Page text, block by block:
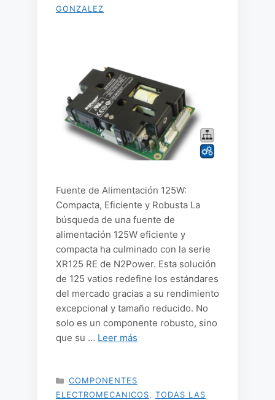
GONZALEZ
Fuente de Alimentación 125W:
Compacta, Eficiente y Robusta La
búsqueda de una fuente de
alimentación 125W eficiente y
compacta ha culminado con la serie
XR125 RE de N2Power. Esta solución
de 125 vatios redefine los estándares
del mercado gracias a su rendimiento
excepcional y tamaño reducido. No
solo es un componente robusto, sino
que su … Leer más
CATEGORÍAS
COMPONENTES
ELECTROMECANICOS
TODAS LAS